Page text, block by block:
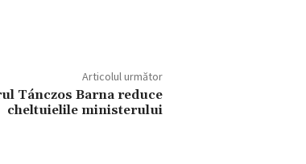
Articolul următor
Tánczos Barna reduce
cheltuielile ministerului